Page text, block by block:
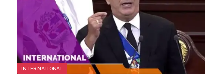
INTERNATIONAL